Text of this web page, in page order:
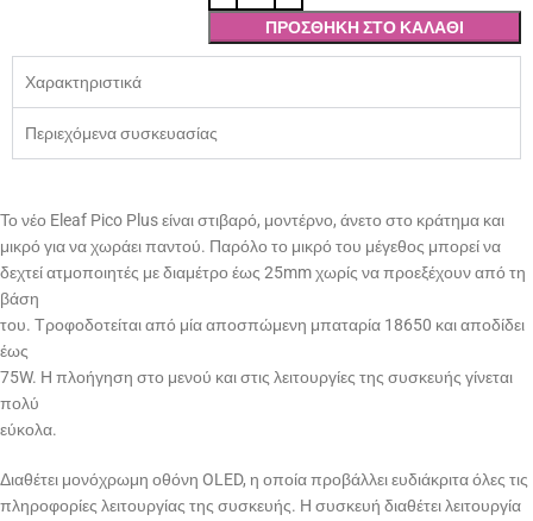
ΠΡΟΣΘΉΚΗ ΣΤΟ ΚΑΛΆΘΙ
Χαρακτηριστικά
Περιεχόμενα συσκευασίας
Το νέο Eleaf Pico Plus είναι στιβαρό, μοντέρνο, άνετο στο κράτημα και
μικρό για να χωράει παντού. Παρόλο το μικρό του μέγεθος μπορεί να
δεχτεί ατμοποιητές με διαμέτρο έως 25mm χωρίς να προεξέχουν από τη
βάση
του. Τροφοδοτείται από μία αποσπώμενη μπαταρία 18650 και αποδίδει
έως
75W. Η πλοήγηση στο μενού και στις λειτουργίες της συσκευής γίνεται
πολύ
εύκολα.
Διαθέτει μονόχρωμη οθόνη OLED, η οποία προβάλλει ευδιάκριτα όλες τις
πληροφορίες λειτουργίας της συσκευής. Η συσκευή διαθέτει λειτουργία